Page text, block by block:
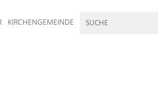
KIRCHENGEMEINDE